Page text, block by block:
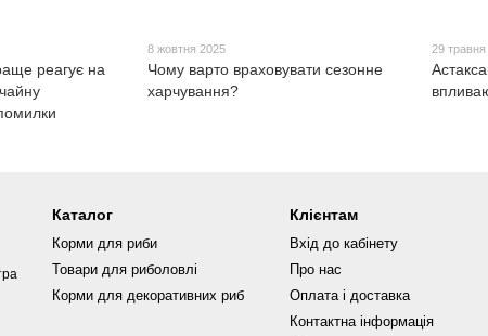
реагує на
8 жовтня 2025
Чому варто враховувати сезонне
харчування?
29
Каталог
Корми для риби
Товари для риболовлі
Корми для декоративних риб
Клієнтам
Вхід до кабінету
Про нас
Оплата і доставка
Контактна інформація